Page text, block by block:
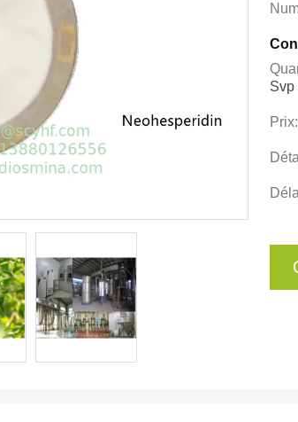
Svp
Prix: